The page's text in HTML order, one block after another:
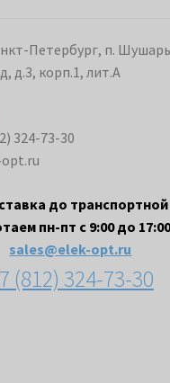
Петербург, п.
д.3, корп.1, лит.А
324-73-30
до
пн-пт с 9:00 до
sales@elek-opt.ru
(812) 324-73-30